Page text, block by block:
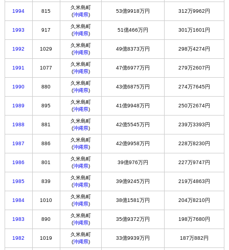
1994 815
久米島町
(沖縄県)
53億9918万円 312万9962円
1993 917
久米島町
(沖縄県)
51億466万円 301万1601円
1992 1029
久米島町
(沖縄県)
49億8373万円 298万4274円
1991 1077
久米島町
(沖縄県)
47億6977万円 279万2607円
1990 880
久米島町
(沖縄県)
43億6875万円 274万7645円
1989 895
久米島町
(沖縄県)
41億9948万円 250万2674円
1988 881
久米島町
(沖縄県)
42億5545万円 239万3393円
1987 886
久米島町
(沖縄県)
42億9958万円 228万8230円
1986 801
久米島町
(沖縄県)
39億976万円 227万9747円
1985 839
久米島町
(沖縄県)
39億9245万円 219万4863円
1984 1010
久米島町
(沖縄県)
38億1581万円 204万8210円
1983 890
久米島町
(沖縄県)
35億9372万円 198万7680円
1982 1019
久米島町
(沖縄県)
33億9939万円 187万882円